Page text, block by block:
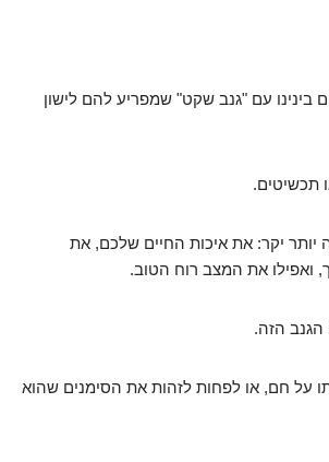
בינינו עם "גנב שקט" שמפריע להם לישון
תכשיטים.
יותר יקר: את איכות החיים שלכם, את
ואפילו את המצב רוח הטוב.
הגנב הזה.
על חם, או לפחות לזהות את הסימנים שהוא